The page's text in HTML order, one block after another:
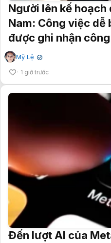
Người lên kế
Nam: Công việc dễ
được ghi nhận
Mỹ Lệ ✔
1 giờ trước
Đến lượt AI của